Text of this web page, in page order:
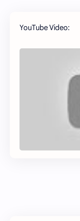
YouTube Video: